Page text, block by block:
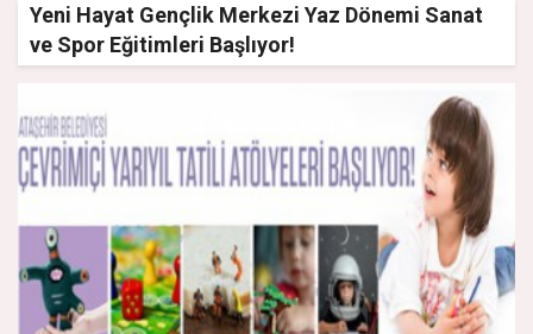
Yeni Hayat Gençlik Merkezi Yaz Dönemi Sanat
ve Spor Eğitimleri Başlıyor!